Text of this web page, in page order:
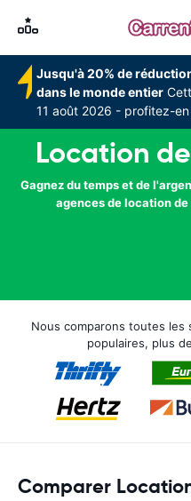
Jusqu'à 20% de
dans le monde entier
11 août 2026 - profitez-
Location
Gagnez du temps et de
agences de location
Nous comparons toutes
populaires, plus
Comparer